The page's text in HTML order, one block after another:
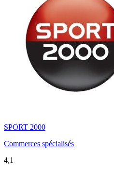
SPORT 2000
Commerces spécialisés
4,1